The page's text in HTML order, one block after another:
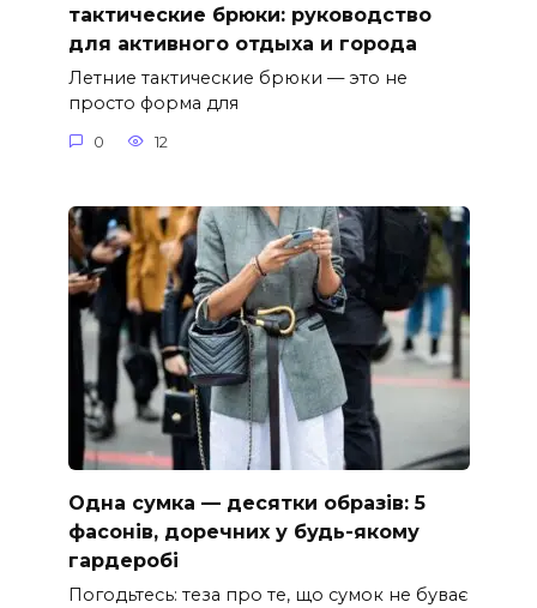
тактические брюки: руководство
для активного отдыха и города
Летние тактические брюки — это не
просто форма для
0 12
Одна сумка — десятки образів: 5
фасонів, доречних у будь-якому
гардеробі
Погодьтесь: теза про те, що сумок не буває